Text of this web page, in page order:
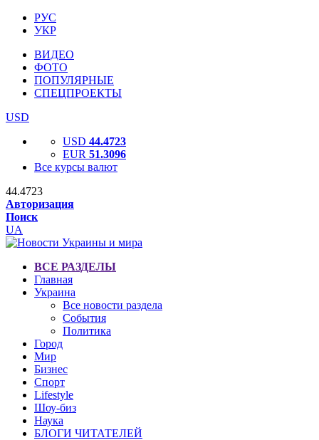
РУС
УКР
ВИДЕО
ФОТО
ПОПУЛЯРНЫЕ
СПЕЦПРОЕКТЫ
USD
USD 44.4723
EUR 51.3096
Все курсы валют
44.4723
Авторизация
Поиск
UA
ВСЕ РАЗДЕЛЫ
Главная
Украина
Все новости раздела
События
Политика
Город
Мир
Бизнес
Спорт
Lifestyle
Шоу-биз
Наука
БЛОГИ ЧИТАТЕЛЕЙ